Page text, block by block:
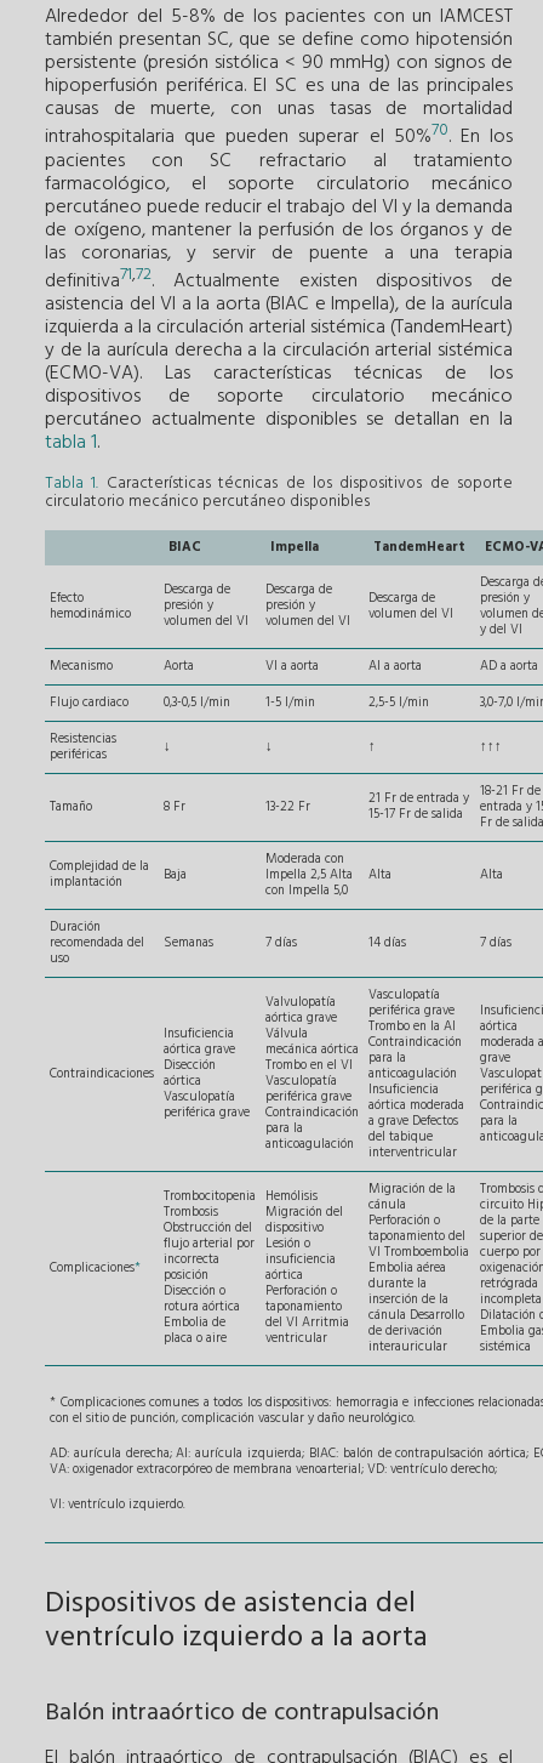
Alrededor del 5-8% de los pacientes con un IAMCEST
también presentan SC, que se define como hipotensión
persistente (presión sistólica < 90 mmHg) con signos de
hipoperfusión periférica. El SC es una de las principales
causas de muerte, con unas tasas de mortalidad
intrahospitalaria que pueden superar el 50%70. En los
pacientes con SC refractario al tratamiento
farmacológico, el soporte circulatorio mecánico
percutáneo puede reducir el trabajo del VI y la demanda
de oxígeno, mantener la perfusión de los órganos y de
las coronarias, y servir de puente a una terapia
definitiva71,72. Actualmente existen dispositivos de
asistencia del VI a la aorta (BIAC e Impella), de la aurícula
izquierda a la circulación arterial sistémica (TandemHeart)
y de la aurícula derecha a la circulación arterial sistémica
(ECMO-VA). Las características técnicas de los
dispositivos de soporte circulatorio mecánico
percutáneo actualmente disponibles se detallan en la
tabla 1.
Tabla 1. Características técnicas de los dispositivos de soporte
circulatorio mecánico percutáneo disponibles
BIAC Impella TandemHeart ECMO-
Efecto
hemodinámico
Descarga de
presión y
volumen del VI
Descarga de
presión y
volumen del VI
Descarga de
volumen del VI
Descarga
presión y
volumen
y del VI
Mecanismo
Aorta VI a aorta AI a aorta
AD a aorta
Flujo cardiaco
0,3-0,5 l/min 1-5 l/min 2,5-5 l/min
3,0-7,0 l/
Resistencias
periféricas ↓ ↓ ↑ ↑↑↑
Tamaño 8 Fr 13-22 Fr 21 Fr de entrada y
15-17 Fr de salida
18-21 Fr de
entrada y
Fr de salida
Complejidad de la
implantación Baja
Moderada con
Impella 2,5 Alta
con Impella 5,0
Alta Alta
Duración
recomendada del
uso
Semanas 7 días 14 días 7 días
Contraindicaciones
Insuficiencia
aórtica grave
Disección
aórtica
Vasculopatía
periférica grave
Valvulopatía
aórtica grave
Válvula
mecánica aórtica
Trombo en el VI
Vasculopatía
periférica grave
Contraindicación
para la
anticoagulación
Vasculopatía
periférica grave
Trombo en la AI
Contraindicación
para la
anticoagulación
Insuficiencia
aórtica moderada
a grave Defectos
del tabique
interventricular
aórtica
moderada a
grave
periférica
para la
Complicaciones*
Trombocitopenia
Trombosis
Obstrucción del
flujo arterial por
incorrecta
posición
Disección o
rotura aórtica
Embolia de
placa o aire
Hemólisis
Migración del
dispositivo
Lesión o
insuficiencia
aórtica
Perforación o
taponamiento
del VI Arritmia
ventricular
Migración de la
cánula
Perforación o
taponamiento del
VI Tromboembolia
Embolia aérea
durante la
inserción de la
cánula Desarrollo
de derivación
interauricular
Trombosis
circuito
de la parte
superior
cuerpo por
retrógrada
incompleta
Dilatación
Embolia
sistémica
* Complicaciones comunes a todos los dispositivos: hemorragia e infecciones
con el sitio de punción, complicación vascular y daño neurológico.
AD: aurícula derecha; AI: aurícula izquierda; BIAC: balón de contrapulsación aórtica;
VA: oxigenador extracorpóreo de membrana venoarterial; VD: ventrículo derecho;
VI: ventrículo izquierdo.
Dispositivos de asistencia del
ventrículo izquierdo a la aorta
Balón intraaórtico de contrapulsación